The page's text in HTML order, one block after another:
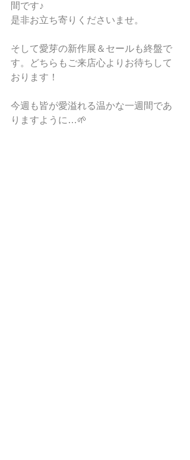
間です♪
是非お立ち寄りくださいませ。
そして愛芽の新作展＆セールも終盤で
す。どちらもご来店心よりお待ちして
おります！
今週も皆が愛溢れる温かな一週間であ
りますように…🌱